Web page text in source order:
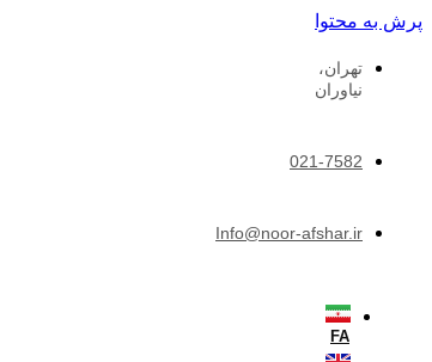
پرش به محتوا
تهران،
نیاوران
021-7582
Info@noor-afshar.ir
FA